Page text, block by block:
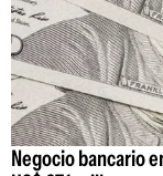
Negocio bancario